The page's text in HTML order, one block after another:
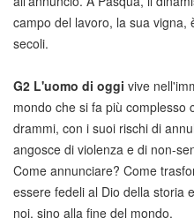
campo del lavoro, la sua vigna,
secoli.
G2 L'uomo di oggi vive
mondo che si fa più complesso
drammi, con i suoi rischi di
angosce di violenza e di non-
Come annunciare? Come
essere fedeli al Dio della storia
noi, sino alla fine del mondo.